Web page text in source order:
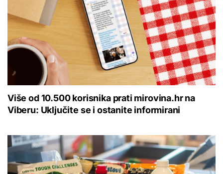
Više od 10.500 korisnika prati mirovina.hr na
Viberu: Uključite se i ostanite informirani